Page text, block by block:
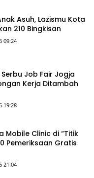
Asuh, Lazismu Kota
210 Bingkisan
09:24
Job Fair Jogja
Kerja Ditambah
19:28
Mobile Clinic di “Titik
Pemeriksaan Gratis
21:04